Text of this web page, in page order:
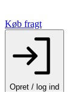
Køb fragt
Opret / log ind